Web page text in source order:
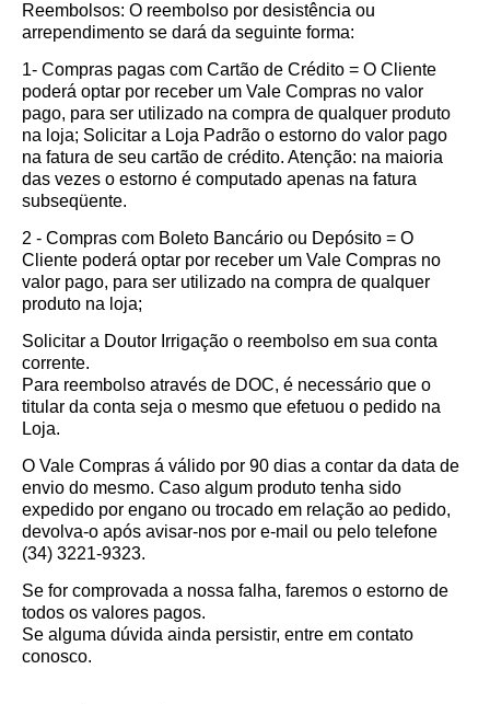
Reembolsos: O reembolso por desistência ou
arrependimento se dará da seguinte forma:
1- Compras pagas com Cartão de Crédito = O Cliente
poderá optar por receber um Vale Compras no valor
pago, para ser utilizado na compra de qualquer produto
na loja; Solicitar a Loja Padrão o estorno do valor pago
na fatura de seu cartão de crédito. Atenção: na maioria
das vezes o estorno é computado apenas na fatura
subseqüente.
2 - Compras com Boleto Bancário ou Depósito = O
Cliente poderá optar por receber um Vale Compras no
valor pago, para ser utilizado na compra de qualquer
produto na loja;
Solicitar a Doutor Irrigação o reembolso em sua conta
corrente.
Para reembolso através de DOC, é necessário que o
titular da conta seja o mesmo que efetuou o pedido na
Loja.
O Vale Compras á válido por 90 dias a contar da data de
envio do mesmo. Caso algum produto tenha sido
expedido por engano ou trocado em relação ao pedido,
devolva-o após avisar-nos por e-mail ou pelo telefone
(34) 3221-9323.
Se for comprovada a nossa falha, faremos o estorno de
todos os valores pagos.
Se alguma dúvida ainda persistir, entre em contato
conosco.